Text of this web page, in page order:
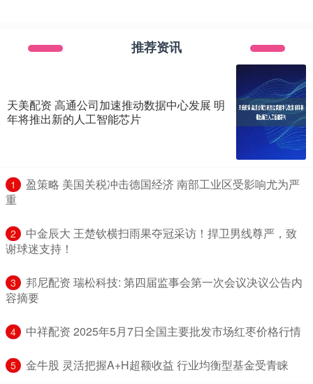
推荐资讯
天美配资 高通公司加速推动数据中心发展 明
年将推出新的人工智能芯片
1
​盈策略 美国关税冲击德国经济 南部工业区受影响尤为严
重
2
​中金辰大 王楚钦横扫雨果夺冠采访！捍卫男线尊严，致
谢球迷支持！
3
​邦尼配资 瑞松科技: 第四届监事会第一次会议决议公告内
容摘要
4 ​中祥配资 2025年5月7日全国主要批发市场红枣价格行情
5 ​金牛股 灵活把握A+H超额收益 行业均衡型基金受青睐